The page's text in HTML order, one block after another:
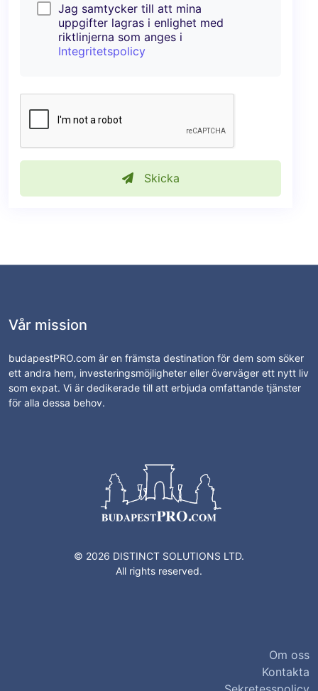
Jag samtycker till att mina
uppgifter lagras i enlighet med
riktlinjerna som anges i
Integritetspolicy
Skicka
Vår mission
budapestPRO.com är en främsta destination för dem som söker
ett andra hem, investeringsmöjligheter eller överväger ett nytt liv
som expat. Vi är dedikerade till att erbjuda omfattande tjänster
för alla dessa behov.
© 2026 DISTINCT SOLUTIONS LTD.
All rights reserved.
Om oss
Kontakta